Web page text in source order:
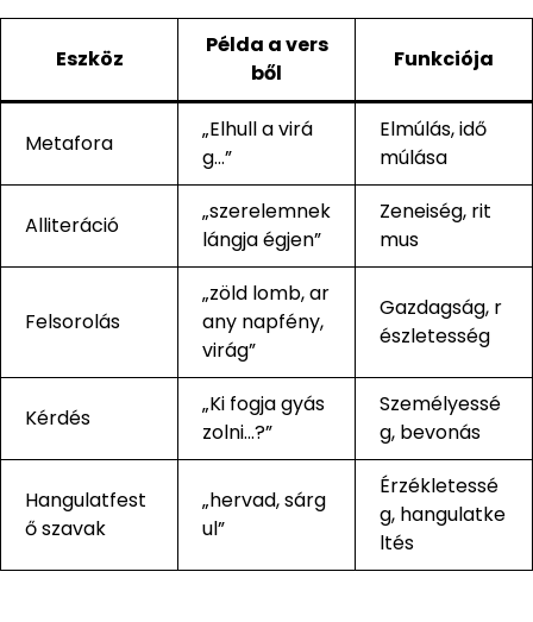
Eszköz
Példa a vers
ből
Funkciója
Metafora
„Elhull a virá
g…”
Elmúlás, idő
múlása
Alliteráció
„szerelemnek
lángja égjen”
Zeneiség, rit
mus
Felsorolás
„zöld lomb, ar
any napfény,
virág”
Gazdagság, r
észletesség
Kérdés
„Ki fogja gyás
zolni…?”
Személyessé
g, bevonás
Hangulatfest
ő szavak
„hervad, sárg
ul”
Érzékletessé
g, hangulatke
ltés